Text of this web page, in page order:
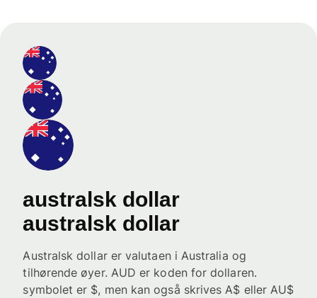
australsk dollar
australsk dollar
Australsk dollar er valutaen i Australia og
tilhørende øyer. AUD er koden for dollaren.
symbolet er $, men kan også skrives A$ eller AU$